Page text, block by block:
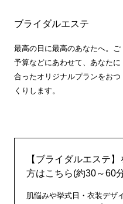
ブライダルエステ
最高の日に最高のあなたへ。ご
予算などにあわせて、あなたに
合ったオリジナルプランをおつ
くりします。
【ブライダルエステ
方はこちら(約30～60
肌悩みや挙式日・衣装デザ